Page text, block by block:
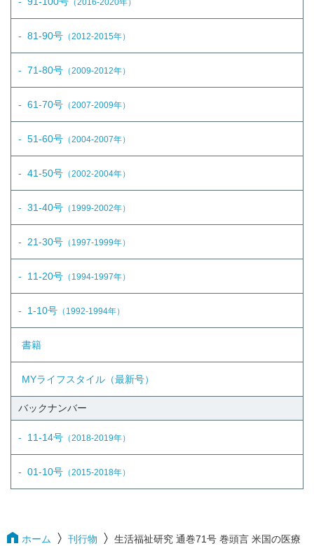
（2016-2020年）
81-90号 （2012-2015年）
71-80号 （2009-2012年）
61-70号 （2007-2009年）
51-60号 （2004-2007年）
41-50号 （2002-2004年）
31-40号 （1999-2002年）
21-30号 （1997-1999年）
11-20号 （1994-1997年）
1-10号 （1992-1994年）
書籍
MYライフスタイル（最新号）
バックナンバー
11-14号 （2018-2019年）
01-10号 （2015-2018年）
ホーム 刊行物
生活福祉研究 通巻71号 巻頭言 米国の医療